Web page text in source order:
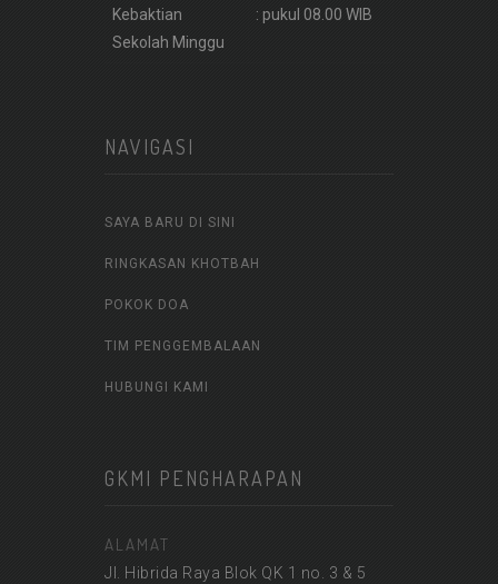
Kebaktian
Sekolah Minggu
: pukul 08.00 WIB
NAVIGASI
SAYA BARU DI SINI
RINGKASAN KHOTBAH
POKOK DOA
TIM PENGGEMBALAAN
HUBUNGI KAMI
GKMI PENGHARAPAN
ALAMAT
Jl. Hibrida Raya Blok QK 1 no. 3 & 5